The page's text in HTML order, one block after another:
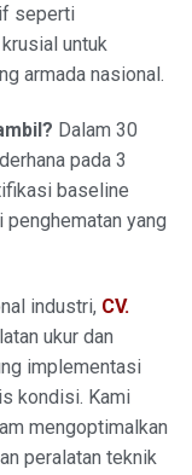
seperti
untuk
armada nasional.
Dalam 30
pada 3
baseline
yang
industri, CV.
ukur dan
implementasi
kondisi. Kami
mengoptimalkan
peralatan teknik